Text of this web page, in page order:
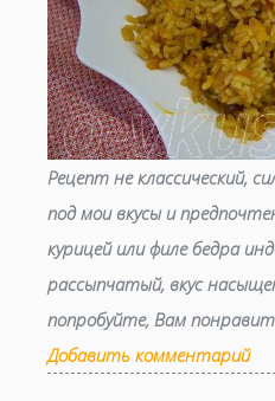
Рецепт не классический,
под мои вкусы и
курицей или филе бедра
рассыпчатый, вкус
попробуйте, Вам
Добавить комментарий